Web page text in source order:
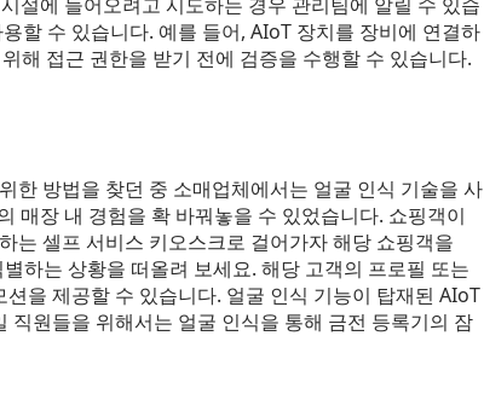
할 수 있습니다. 예를 들어, AIoT 장치를 장비에 연결하
해 접근 권한을 받기 전에 검증을 수행할 수 있습니다.
한 방법을 찾던 중 소매업체에서는 얼굴 인식 기술을 사
매장 내 경험을 확 바꿔놓을 수 있었습니다. 쇼핑객이
는 셀프 서비스 키오스크로 걸어가자 해당 쇼핑객을
하는 상황을 떠올려 보세요. 해당 고객의 프로필 또는
을 제공할 수 있습니다. 얼굴 인식 기능이 탑재된 AIoT
직원들을 위해서는 얼굴 인식을 통해 금전 등록기의 잠